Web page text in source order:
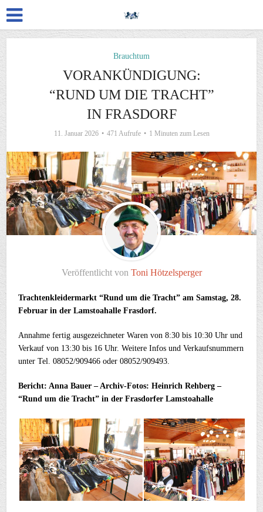
Brauchtum
VORANKÜNDIGUNG:
“RUND UM DIE TRACHT”
IN FRASDORF
11. Januar 2026 471 Aufrufe 1 Minuten zum Lesen
Veröffentlicht von Toni Hötzelsperger
Trachtenkleidermarkt “Rund um die Tracht” am Samstag, 28.
Februar in der Lamstoahalle Frasdorf.
Annahme fertig ausgezeichneter Waren von 8:30 bis 10:30 Uhr und
Verkauf von 13:30 bis 16 Uhr. Weitere Infos und Verkaufsnummern
unter Tel. 08052/909466 oder 08052/909493.
Bericht: Anna Bauer – Archiv-Fotos: Heinrich Rehberg –
“Rund um die Tracht” in der Frasdorfer Lamstoahalle